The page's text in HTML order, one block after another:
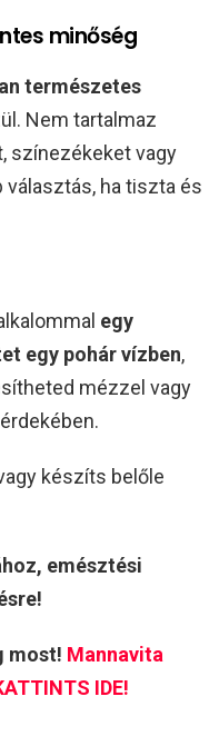
minőség
természetes
Nem tartalmaz
színezékeket vagy
ha tiszta és
egy
egy pohár vízben,
mézzel vagy
készíts belőle
emésztési
most! Mannavita
IDE!